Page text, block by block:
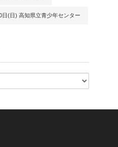
日(日) 高知県立青少年センター